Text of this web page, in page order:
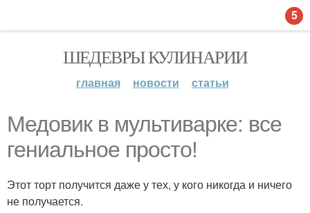
ШЕДЕВРЫ КУЛИНАРИИ
главная новости статьи
Медовик в мультиварке: все
гениальное просто!
Этот торт получится даже у тех, у кого никогда и ничего
не получается.
5